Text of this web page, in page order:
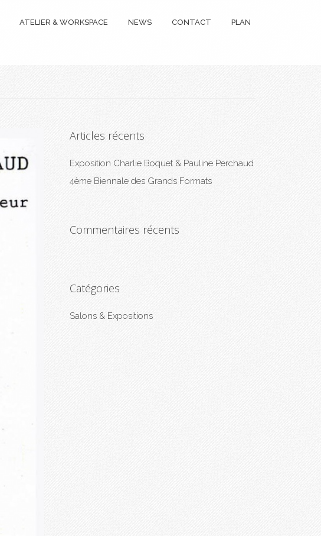
ATELIER & WORKSPACE NEWS CONTACT PLAN
Articles récents
Exposition Charlie Boquet & Pauline Perchaud
4ème Biennale des Grands Formats
Commentaires récents
Catégories
Salons & Expositions